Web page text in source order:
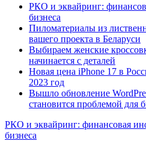
РКО и эквайринг:
бизнеса
Пиломатериалы из
вашего проекта в Беларуси
Выбираем женские
начинается с деталей
Новая цена iPhone 17 в
2023 год
Вышло обновление
становится проблемой для
РКО и эквайринг: финансовая
бизнеса